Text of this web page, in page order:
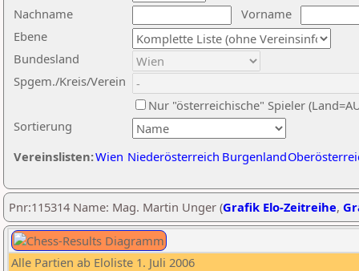
Nachname
Vorname
Ebene
Sortierung
Bundesland
Spgem./Kreis/Verein
Nur "österreichische" Spieler
Vereinslisten:Wien Niederösterreich Burgenland
Pnr:115314 Name: Mag. Martin Unger (Grafik Elo-Zeitreihe,
Alle Partien ab Eloliste 1. Juli 2006